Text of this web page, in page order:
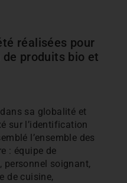
réalisées pour
produits bio et
sa globalité et
sur l’identification
l’ensemble des
: équipe de
soignant,
de cuisine,